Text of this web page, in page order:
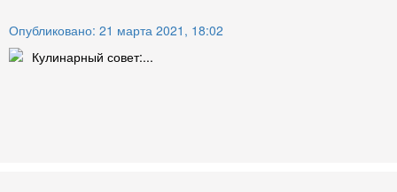
Опубликовано: 21 марта 2021, 18:02
Кулинарный совет:...